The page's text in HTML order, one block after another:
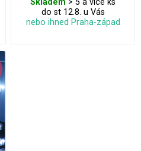
Skladem > 5 a více ks
do st 12.8. u Vás
nebo ihned Praha-západ